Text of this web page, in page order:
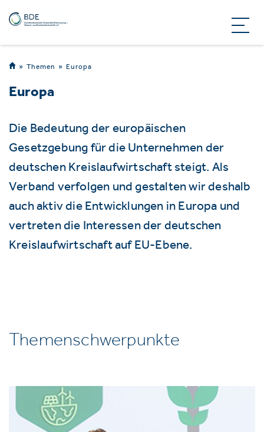
Themen Europa
Europa
Die Bedeutung der europäischen
Gesetzgebung für die Unternehmen der
deutschen Kreislaufwirtschaft steigt. Als
Verband verfolgen und gestalten wir deshalb
auch aktiv die Entwicklungen in Europa und
vertreten die Interessen der deutschen
Kreislaufwirtschaft auf EU-Ebene.
Themenschwerpunkte